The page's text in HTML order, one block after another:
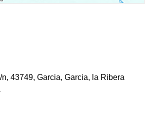
43749, Garcia, Garcia, la Ribera